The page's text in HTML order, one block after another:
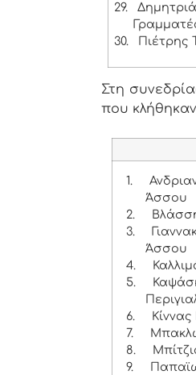
29.
30.
Πιέτρης
Στη
που
1.
Άσσου
2.
3.
Άσσου
4.
5.
6.
7.
8.
9.